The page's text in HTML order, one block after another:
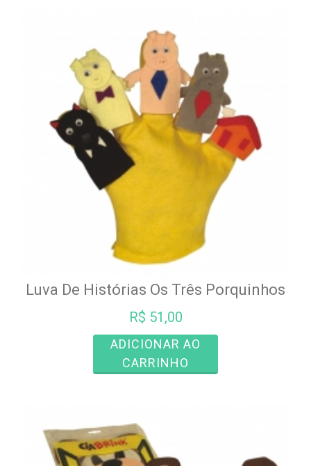
Luva De Histórias Os Três Porquinhos
R$ 51,00
ADICIONAR AO
CARRINHO